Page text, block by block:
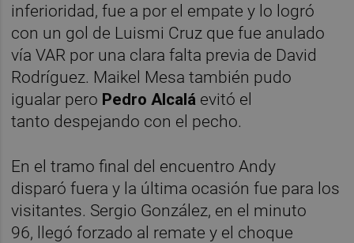
inferioridad, fue a por el empate y lo logró
con un gol de Luismi Cruz que fue anulado
vía VAR por una clara falta previa de David
Rodríguez. Maikel Mesa también pudo
igualar pero Pedro Alcalá evitó el
tanto despejando con el pecho.
En el tramo final del encuentro Andy
disparó fuera y la última ocasión fue para los
visitantes. Sergio González, en el minuto
96, llegó forzado al remate y el choque